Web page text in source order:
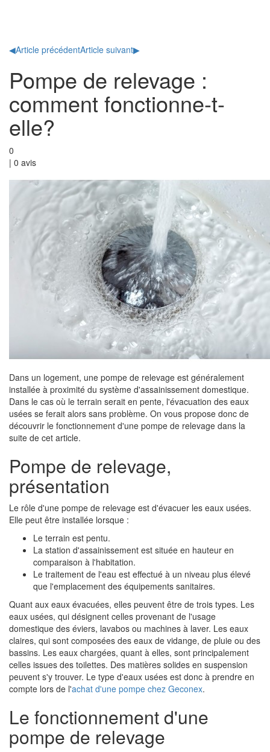
◀Article précédentArticle suivant▶
Pompe de relevage :
comment fonctionne-t-
elle?
0
| 0 avis
Dans un logement, une pompe de relevage est généralement
installée à proximité du système d'assainissement domestique.
Dans le cas où le terrain serait en pente, l'évacuation des eaux
usées se ferait alors sans problème. On vous propose donc de
découvrir le fonctionnement d'une pompe de relevage dans la
suite de cet article.
Pompe de relevage,
présentation
Le rôle d'une pompe de relevage est d'évacuer les eaux usées.
Elle peut être installée lorsque :
Le terrain est pentu.
La station d'assainissement est située en hauteur en
comparaison à l'habitation.
Le traitement de l'eau est effectué à un niveau plus élevé
que l'emplacement des équipements sanitaires.
Quant aux eaux évacuées, elles peuvent être de trois types. Les
eaux usées, qui désignent celles provenant de l'usage
domestique des éviers, lavabos ou machines à laver. Les eaux
claires, qui sont composées des eaux de vidange, de pluie ou des
bassins. Les eaux chargées, quant à elles, sont principalement
celles issues des toilettes. Des matières solides en suspension
peuvent s'y trouver. Le type d'eaux usées est donc à prendre en
compte lors de l'achat d'une pompe chez Geconex.
Le fonctionnement d'une
pompe de relevage